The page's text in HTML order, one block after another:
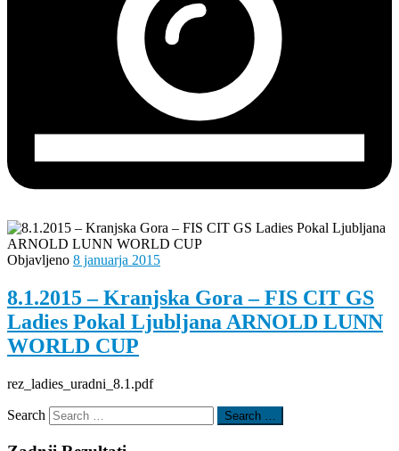
Objavljeno 8 januarja 2015
8.1.2015 – Kranjska Gora – FIS CIT GS
Ladies Pokal Ljubljana ARNOLD LUNN
WORLD CUP
rez_ladies_uradni_8.1.pdf
Search Search …